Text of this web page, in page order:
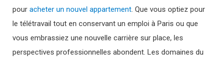
pour acheter un nouvel appartement. Que vous optiez pour
le télétravail tout en conservant un emploi à Paris ou que
vous embrassiez une nouvelle carrière sur place, les
perspectives professionnelles abondent. Les domaines du